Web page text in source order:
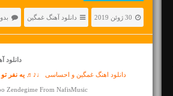
30 ژوئن 2019 دانلود آهنگ غمگین
دانلود
دانلود اهنگ غمگین و احساسی ♩♪♬ یه نفر
Zendegime From NafisMusic